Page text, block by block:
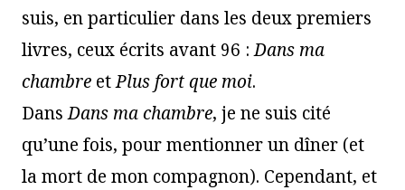
suis, en particulier dans les deux premiers
livres, ceux écrits avant 96 :Dans ma
chambre etPlus fort que moi.
DansDans ma chambre, je ne suis cité
qu’une fois, pour mentionner un dîner (et
la mort de mon compagnon). Cependant, et